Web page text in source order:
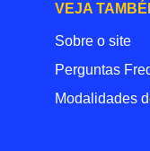
VEJA
Sobre o site
Perguntas
Modalidades